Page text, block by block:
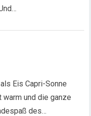
Eis Capri-Sonne
warm und die ganze
des…